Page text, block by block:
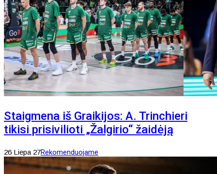
Staigmena iš Graikijos: A. Trinchieri
tikisi prisivilioti „Žalgirio“ žaidėją
26 Liepa 27Rekomenduojame